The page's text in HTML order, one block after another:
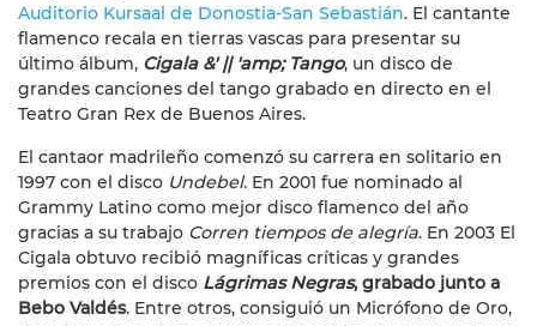
Auditorio Kursaal de Donostia-San Sebastián. El cantante
flamenco recala en tierras vascas para presentar su
último álbum, Cigala &' || 'amp; Tango, un disco de
grandes canciones del tango grabado en directo en el
Teatro Gran Rex de Buenos Aires.
El cantaor madrileño comenzó su carrera en solitario en
1997 con el disco Undebel. En 2001 fue nominado al
Grammy Latino como mejor disco flamenco del año
gracias a su trabajo Corren tiempos de alegría. En 2003 El
Cigala obtuvo recibió magníficas críticas y grandes
premios con el disco Lágrimas Negras, grabado junto a
Bebo Valdés. Entre otros, consiguió un Micrófono de Oro,